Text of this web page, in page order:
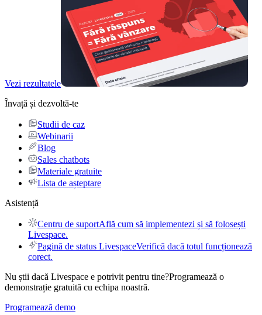
Vezi rezultatele
Învață și dezvoltă-te
Studii de caz
Webinarii
Blog
Sales chatbots
Materiale gratuite
Lista de așteptare
Asistență
Centru de suportAflă cum să implementezi și să folosești
Livespace.
Pagină de status LivespaceVerifică dacă totul funcționează
corect.
Nu știi dacă Livespace e potrivit pentru tine?Programează o
demonstrație gratuită cu echipa noastră.
Programează demo